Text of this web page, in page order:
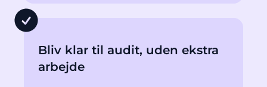
Bliv klar til audit, uden ekstra
arbejde